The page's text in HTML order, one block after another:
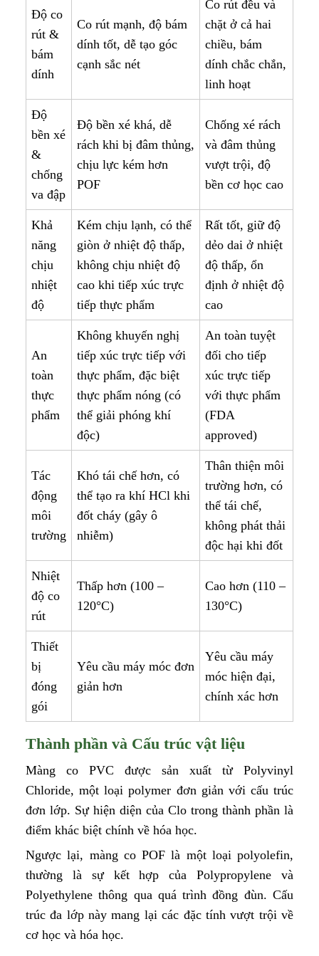
Độ co
rút &
bám
dính
Co rút mạnh, độ bám
dính tốt, dễ tạo góc
cạnh sắc nét
Co rút đều và
chặt ở cả hai
chiều, bám
dính chắc chắn,
linh hoạt
Độ
bền xé
&
chống
va đập
Độ bền xé khá, dễ
rách khi bị đâm thủng,
chịu lực kém hơn
POF
Chống xé rách
và đâm thủng
vượt trội, độ
bền cơ học cao
Khả
năng
chịu
nhiệt
độ
Kém chịu lạnh, có thể
giòn ở nhiệt độ thấp,
không chịu nhiệt độ
cao khi tiếp xúc trực
tiếp thực phẩm
Rất tốt, giữ độ
dẻo dai ở nhiệt
độ thấp, ổn
định ở nhiệt độ
cao
An
toàn
thực
phẩm
Không khuyến nghị
tiếp xúc trực tiếp với
thực phẩm, đặc biệt
thực phẩm nóng (có
thể giải phóng khí
độc)
An toàn tuyệt
đối cho tiếp
xúc trực tiếp
với thực phẩm
(FDA
approved)
Tác
động
môi
trường
Khó tái chế hơn, có
thể tạo ra khí HCl khi
đốt cháy (gây ô
nhiễm)
Thân thiện môi
trường hơn, có
thể tái chế,
không phát thải
độc hại khi đốt
Nhiệt
độ co
rút
Thấp hơn (100 –
120°C)
Cao hơn (110 –
130°C)
Thiết
bị
đóng
gói
Yêu cầu máy móc đơn
giản hơn
Yêu cầu máy
móc hiện đại,
chính xác hơn
Thành phần và Cấu trúc vật liệu
Màng co PVC được sản xuất từ Polyvinyl
Chloride, một loại polymer đơn giản với cấu trúc
đơn lớp. Sự hiện diện của Clo trong thành phần là
điểm khác biệt chính về hóa học.
Ngược lại, màng co POF là một loại polyolefin,
thường là sự kết hợp của Polypropylene và
Polyethylene thông qua quá trình đồng đùn. Cấu
trúc đa lớp này mang lại các đặc tính vượt trội về
cơ học và hóa học.